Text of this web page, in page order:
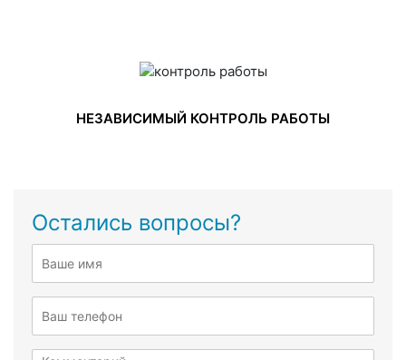
НЕЗАВИСИМЫЙ КОНТРОЛЬ РАБОТЫ
Остались вопросы?